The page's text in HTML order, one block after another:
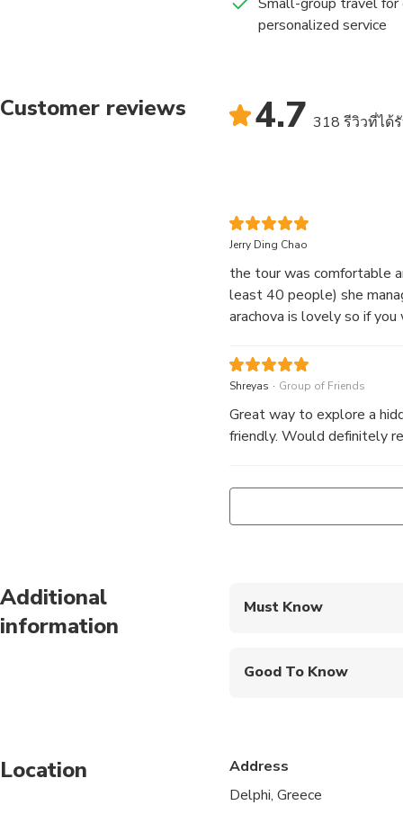
personalized service
Customer reviews 4.7 318 รีวิวที่ได้
Jerry Ding Chao
the tour was comfortable
least 40 people) she
arachova is lovely so if
Shreyas . Group of Friends
Great way to explore a
friendly. Would definitely
Additional
information
Must Know
Good To Know
Wear comfortable
In summer season
Location
Address
Delphi, Greece